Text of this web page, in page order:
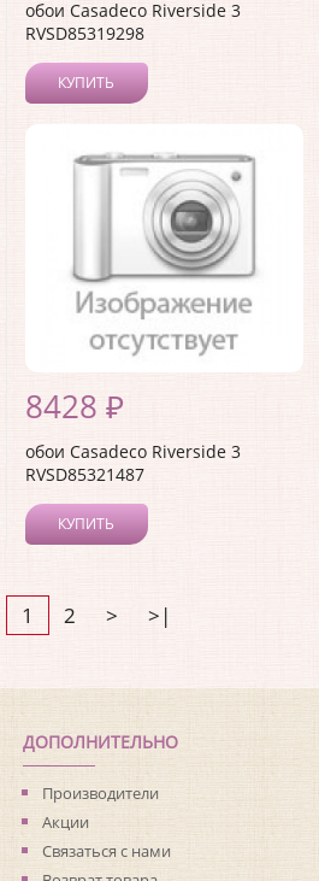
обои Casadeco Riverside 3
RVSD85319298
КУПИТЬ
8428 ₽
обои Casadeco Riverside 3
RVSD85321487
КУПИТЬ
1 2 > >|
ДОПОЛНИТЕЛЬНО
Производители
Акции
Связаться с нами